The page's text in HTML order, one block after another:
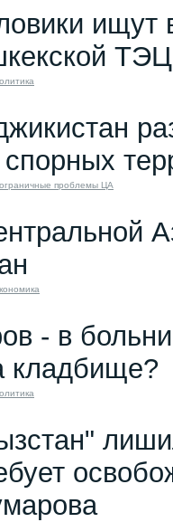
ищут
ТЭЦ
проблемы ЦА
- в
кладбище?